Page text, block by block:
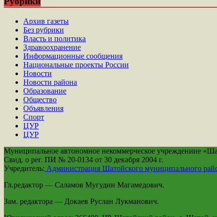
Архив газеты
Без рубрики
Власть и политика
Здравоохранение
Информационные сообщения
Национальные проекты России
Новости
Новости района
Образование
Общество
Объявления
Спорт
ЦУР
ЦУР
Муниципальное автономное некоммерческое учреждениие
Свид. о рег. ПИ № 20-0134 от 30 декабря 2004 г.
Учредитель: Администрация Шатойского муниципального
Гл.редактор — Саламов Мугудин Магамедович.
Зам. редактора — Докаев Руслан Лукманович.